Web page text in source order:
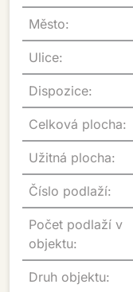
Město:
Ulice:
Dispozice:
Celková plocha:
Užitná plocha:
Číslo podlaží:
Počet podlaží v
objektu:
Druh objektu: